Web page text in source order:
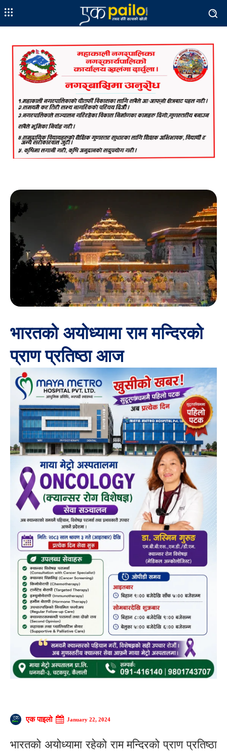
भारतको अयोध्यामा राम मन्दिरको
प्राण प्रतिष्ठा आज
एक पाइलो January 22, 2024
भारतको अयोध्यामा रहेको राम मन्दिरको प्राण प्रतिष्ठा